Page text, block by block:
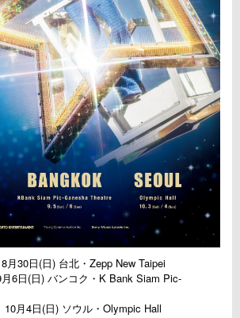
月30日(日) 台北・Zepp New Taipei
6日(日) バンコク・K Bank Siam Pic-
10月4日(日) ソウル・Olympic Hall